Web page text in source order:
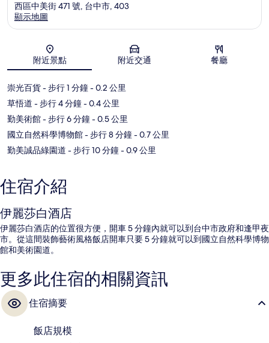
地圖
西區中美街 471 號, 台中市, 403
顯示地圖
附近景點 附近交通 餐廳
崇光百貨- 步行 1 分鐘- 0.2 公里
草悟道 - 步行 4 分鐘- 0.4 公里
勤美術館- 步行 6 分鐘- 0.5 公里
國立自然科學博物館- 步行 8 分鐘- 0.7 公里
勤美誠品綠園道 - 步行 10 分鐘- 0.9 公里
住宿介紹
伊麗莎白酒店
伊麗莎白酒店的位置很方便，開車 5 分鐘內就可以到台中市政府和逢甲夜
市。從這間裝飾藝術風格飯店開車只要 5 分鐘就可以到國立自然科學博物
館和美術園道。
更多此住宿的相關資訊
住宿摘要
飯店規模